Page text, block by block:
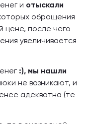
и отыскали
обращения
цене, после чего
увеличивается
:), мы нашли
не возникают, и
адекватна (те